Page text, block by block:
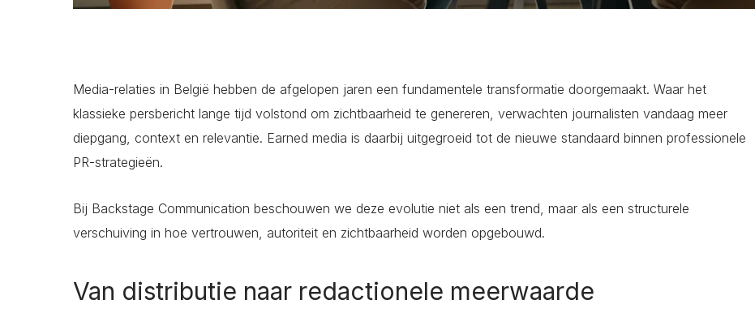
Media-relaties in België hebben de afgelopen jaren een fundamentele transformatie doorgemaakt. Waar het
klassieke persbericht lange tijd volstond om zichtbaarheid te genereren, verwachten journalisten vandaag meer
diepgang, context en relevantie. Earned media is daarbij uitgegroeid tot de nieuwe standaard binnen professionele
PR-strategieën.
Bij Backstage Communication beschouwen we deze evolutie niet als een trend, maar als een structurele
verschuiving in hoe vertrouwen, autoriteit en zichtbaarheid worden opgebouwd.
Van distributie naar redactionele meerwaarde